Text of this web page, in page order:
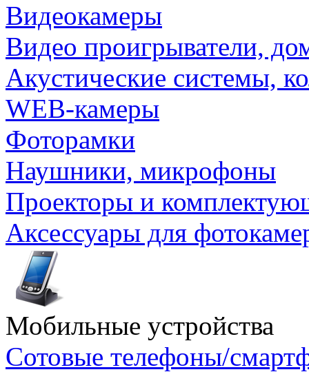
Видеокамеры
Видео проигрыватели,
Акустические системы,
WEB-камеры
Фоторамки
Наушники, микрофоны
Проекторы и
Аксессуары для
Мобильные устройства
Сотовые телефоны/